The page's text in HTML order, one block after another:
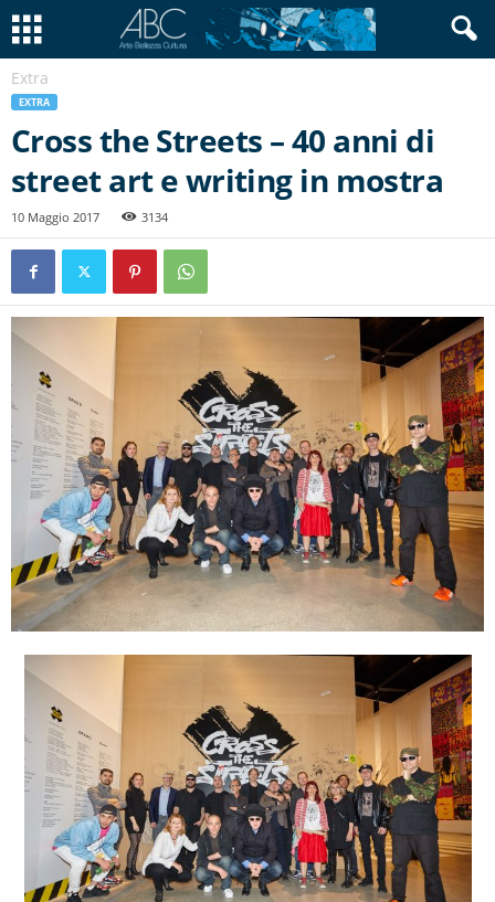
Extra
EXTRA
Cross the Streets – 40 anni di
street art e writing in mostra
10 Maggio 2017 3134